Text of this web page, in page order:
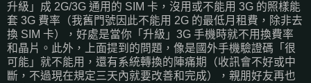
升級」成 2G/3G 通用的 SIM 卡，沒用或不能用 3G 的照樣能
套 3G 費率（我舊門號因此不能用 2G 的最低月租費，除非去
換 SIM 卡），好處是當你「升級」3G 手機時就不用換費率
和晶片。此外，上面提到的問題，像是國外手機驗證碼「很
可能」就不能用，還有系統轉換的陣痛期（收訊會不好或中
斷，不過現在規定三天內就要改善和完成），親朋好友再也